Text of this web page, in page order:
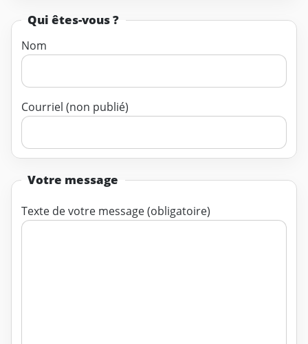
Qui êtes-vous ?
Nom
Courriel (non publié)
Votre message
Texte de votre message (obligatoire)